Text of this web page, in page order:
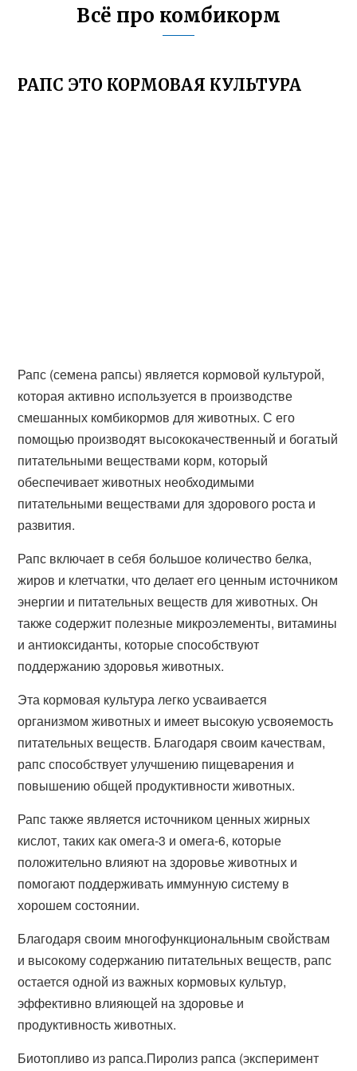
Всё про комбикорм
РАПС ЭТО КОРМОВАЯ КУЛЬТУРА
Рапс (семена рапсы) является кормовой культурой,
которая активно используется в производстве
смешанных комбикормов для животных. С его
помощью производят высококачественный и богатый
питательными веществами корм, который
обеспечивает животных необходимыми
питательными веществами для здорового роста и
развития.
Рапс включает в себя большое количество белка,
жиров и клетчатки, что делает его ценным источником
энергии и питательных веществ для животных. Он
также содержит полезные микроэлементы, витамины
и антиоксиданты, которые способствуют
поддержанию здоровья животных.
Эта кормовая культура легко усваивается
организмом животных и имеет высокую усвояемость
питательных веществ. Благодаря своим качествам,
рапс способствует улучшению пищеварения и
повышению общей продуктивности животных.
Рапс также является источником ценных жирных
кислот, таких как омега-3 и омега-6, которые
положительно влияют на здоровье животных и
помогают поддерживать иммунную систему в
хорошем состоянии.
Благодаря своим многофункциональным свойствам
и высокому содержанию питательных веществ, рапс
остается одной из важных кормовых культур,
эффективно влияющей на здоровье и
продуктивность животных.
Биотопливо из рапса.Пиролиз рапса (эксперимент